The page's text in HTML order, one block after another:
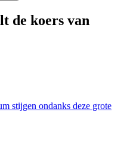
de koers van
stijgen ondanks deze grote